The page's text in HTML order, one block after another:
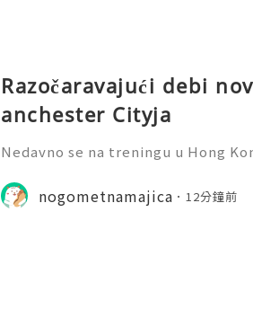
Razočaravajući debi
anchester Cityja
Nedavno se na treningu u Hong
dresovi za nogomet su lepršali u
djekivao terenom. Manch
nogometnamajica 12分鐘前